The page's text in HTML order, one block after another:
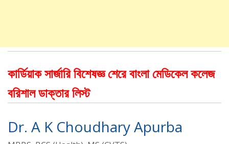
কার্ডিয়াক সার্জারি বিশেষজ্ঞ শেরে বাংলা মেডিকেল কলেজ
বরিশাল ডাক্তার লিস্ট
Dr. A K Choudhary Apurba